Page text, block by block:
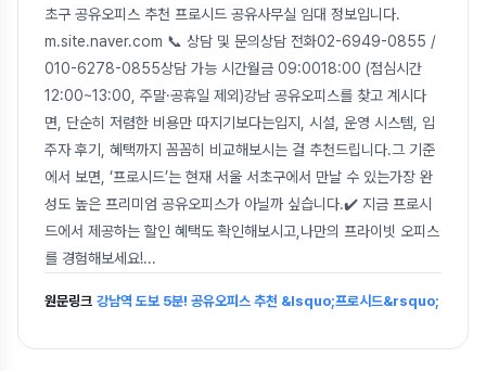
초구 공유오피스 추천 프로시드 공유사무실 임대 정보입니다.
m.site.naver.com 📞 상담 및 문의상담 전화02-6949-0855 /
010-6278-0855상담 가능 시간월금 09:0018:00 (점심시간
12:00~13:00, 주말·공휴일 제외)강남 공유오피스를 찾고 계시다
면, 단순히 저렴한 비용만 따지기보다는입지, 시설, 운영 시스템, 입
주자 후기, 혜택까지 꼼꼼히 비교해보시는 걸 추천드립니다.그 기준
에서 보면, ‘프로시드’는 현재 서울 서초구에서 만날 수 있는가장 완
성도 높은 프리미엄 공유오피스가 아닐까 싶습니다.✔️ 지금 프로시
드에서 제공하는 할인 혜택도 확인해보시고,나만의 프라이빗 오피스
를 경험해보세요!...
원문링크 강남역 도보 5분! 공유오피스 추천 &lsquo;프로시드&rsquo;